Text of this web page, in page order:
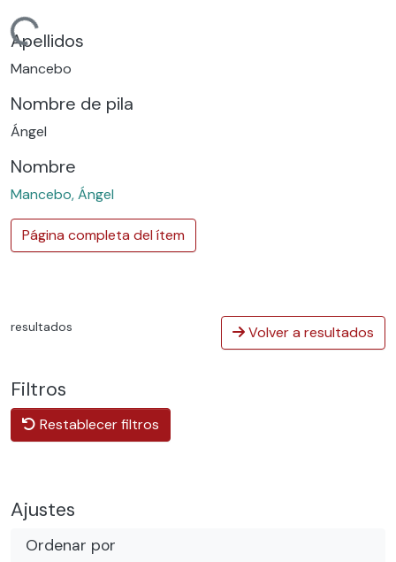
Apellidos
Mancebo
Nombre de pila
Ángel
Nombre
Mancebo, Ángel
Página completa del ítem
resultados Volver a resultados
Filtros
Restablecer filtros
Ajustes
Ordenar por